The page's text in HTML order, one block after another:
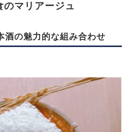
マリアージュ
酒の魅力的な組み合わせ